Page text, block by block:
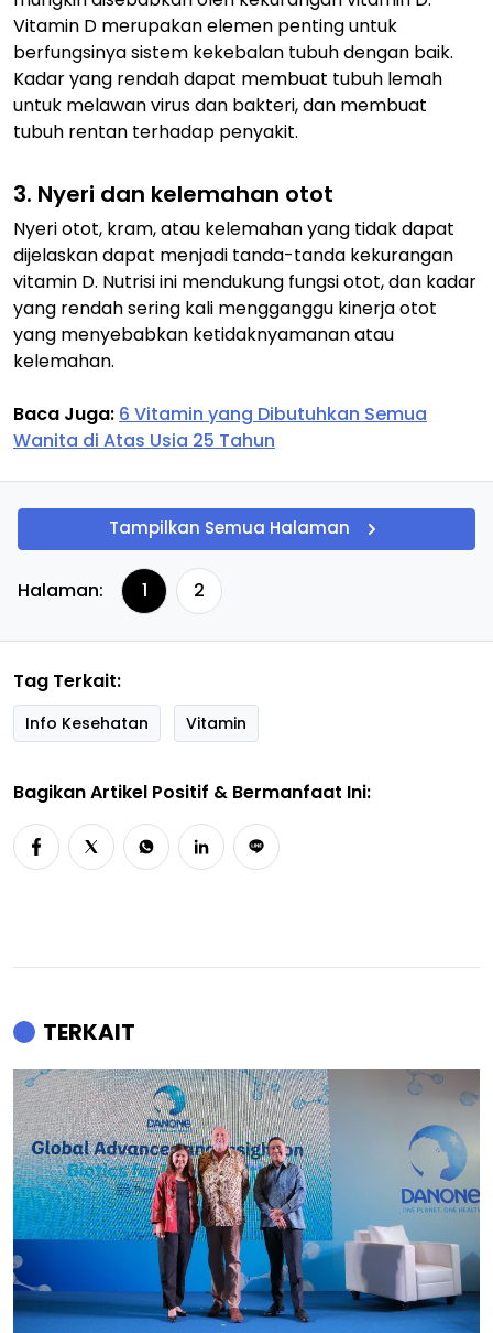
Vitamin D merupakan elemen penting untuk
berfungsinya sistem kekebalan tubuh dengan baik.
Kadar yang rendah dapat membuat tubuh lemah
untuk melawan virus dan bakteri, dan membuat
tubuh rentan terhadap penyakit.
3. Nyeri dan kelemahan otot
Nyeri otot, kram, atau kelemahan yang tidak dapat
dijelaskan dapat menjadi tanda-tanda kekurangan
vitamin D. Nutrisi ini mendukung fungsi otot, dan kadar
yang rendah sering kali mengganggu kinerja otot
yang menyebabkan ketidaknyamanan atau
kelemahan.
Baca Juga: 6 Vitamin yang Dibutuhkan Semua
Wanita di Atas Usia 25 Tahun
Tampilkan Semua Halaman
Halaman: 1 2
Tag Terkait:
Info Kesehatan Vitamin
Bagikan Artikel Positif & Bermanfaat Ini:
TERKAIT